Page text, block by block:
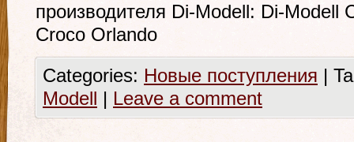
производителя Di-Modell: Di-Modell
Croco Orlando
Categories: Новые поступления |
Modell | Leave a comment